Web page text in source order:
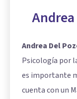
Andrea Del
Psicología por
es importante
cuenta con un